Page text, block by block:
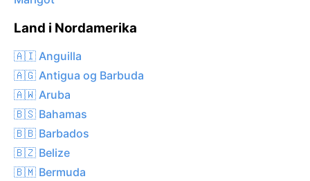
Land i Nordamerika
🇦🇮 Anguilla
🇦🇬 Antigua og Barbuda
🇦🇼 Aruba
🇧🇸 Bahamas
🇧🇧 Barbados
🇧🇿 Belize
🇧🇲 Bermuda